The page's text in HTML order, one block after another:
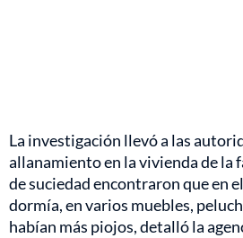
La investigación llevó a las
allanamiento en la vivienda de la
de suciedad encontraron que en
dormía, en varios muebles,
habían más piojos, detalló la